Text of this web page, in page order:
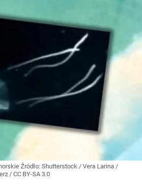
Źródło: Shutterstock / Vera Larina /
/ CC BY-SA 3.0